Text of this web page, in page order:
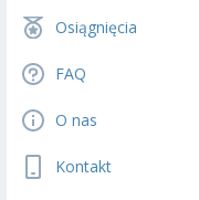
Osiągnięcia
FAQ
O nas
Kontakt